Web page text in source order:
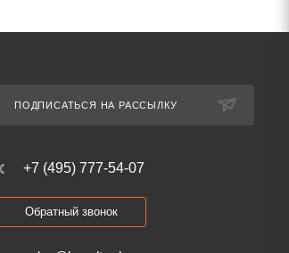
ПОДПИСАТЬСЯ НА РАССЫЛКУ
+7 (495) 777-54-07
Обратный звонок